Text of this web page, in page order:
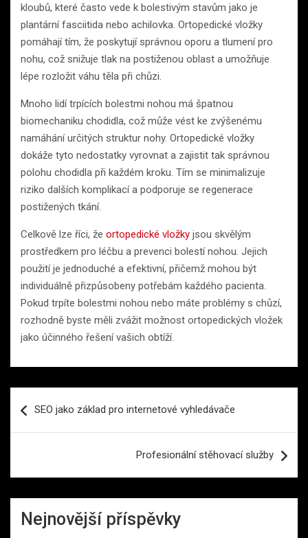
kloubů, které často vede k bolestivým stavům jako je
plantární fasciitida nebo achilovka. Ortopedické vložky
pomáhají tím, že poskytují správnou oporu a tlumení pro
nohu, což snižuje tlak na postiženou oblast a umožňuje
lépe rozložit váhu těla při chůzi.
Mnoho lidí trpících bolestmi nohou má špatnou
biomechaniku chodidla, což může vést ke zvýšenému
namáhání určitých struktur nohy. Ortopedické vložky
dokáže tyto nedostatky vyrovnat a zajistit tak správnou
polohu chodidla při každém kroku. Tím se minimalizuje
riziko dalších komplikací a podporuje se regenerace
postižených tkání.
Celkově lze říci, že ortopedické vložky jsou skvělým
prostředkem pro léčbu a prevenci bolestí nohou. Jejich
použití je jednoduché a efektivní, přičemž mohou být
individuálně přizpůsobeny potřebám každého pacienta.
Pokud trpíte bolestmi nohou nebo máte problémy s chůzí,
rozhodně byste měli zvážit možnost ortopedických vložek
jako účinného řešení vašich obtíží.
proSEO jako základ pro internetové vyhledávače
Profesionální stěhovací služby
Nejnovější příspěvky